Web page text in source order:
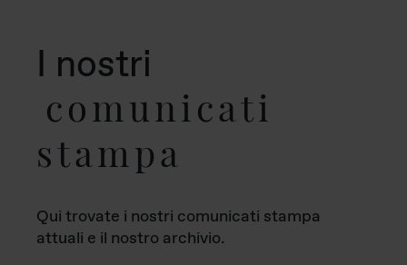
I nostri
comunicati
stampa
Qui trovate i nostri comunicati stampa
attuali e il nostro archivio.